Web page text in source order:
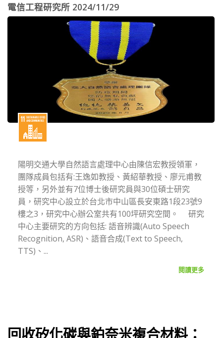
電信工程研究所 2024/11/29
陽明交通大學自然語言處理中心由陳信宏教授領軍，
團隊成員包括有:王逸如教授、黃紹華教授、廖元甫教
授等，另外並有7位博士後研究員與30位碩士研究
員，研究中心設立於台北市中山區長安東路1段23號9
樓之3，研究中心辦公室共有100坪研究空間。 研究
中心主要研究的方向包括: 語音辨識(Auto Speech
Recognition, ASR)、語音合成(Text to Speech,
TTS)、...
閱讀更多
回收矽化碳與鉑奈米複合材料：